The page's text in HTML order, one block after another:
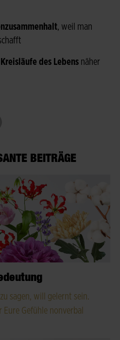
, weil man
Kreisläufe des Lebens näher
BEITRÄGE
sagen, will gelernt sein.
Gefühle nonverbal